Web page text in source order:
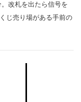
改札を出たら信号を
じ売り場がある手前の